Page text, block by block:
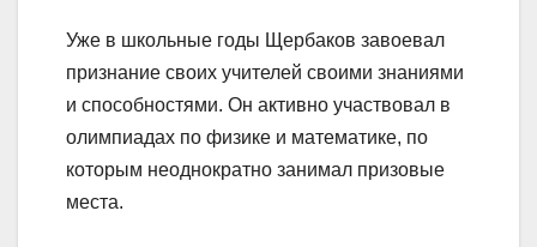
Уже в школьные годы Щербаков завоевал
признание своих учителей своими знаниями
и способностями. Он активно участвовал в
олимпиадах по физике и математике, по
которым неоднократно занимал призовые
места.